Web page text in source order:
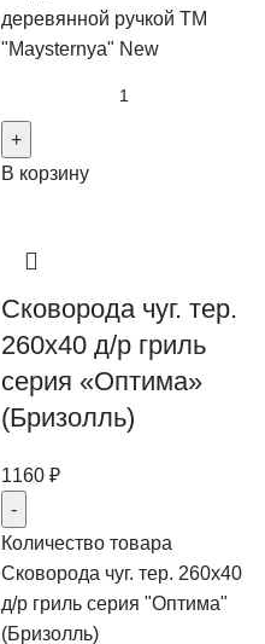
деревянной ручкой TM
"Maysternya" New
В корзину
Сковорода чуг. тер.
260х40 д/р гриль
серия «Оптима»
(Бризолль)
1160 ₽
Количество товара
Сковорода чуг. тер. 260х40
д/р гриль серия "Оптима"
(Бризолль)